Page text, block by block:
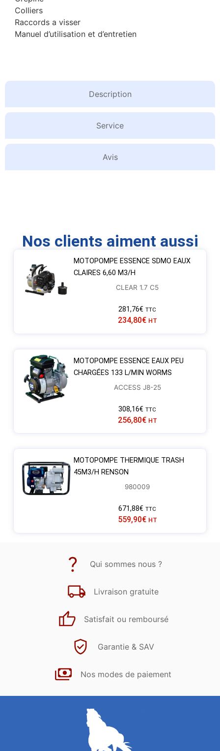
Description
Service
Avis
Colliers
Raccords a visser
Manuel d’utilisation et d’entretien
Nos clients aiment aussi
MOTOPOMPE ESSENCE SDMO EAUX
CLAIRES 6,60 M3/H
CLEAR 1.7 C5
281,76€ TTC
234,80€ HT
MOTOPOMPE ESSENCE EAUX PEU
CHARGÉES 133 L/MIN WORMS
ACCESS J8-25
308,16€ TTC
256,80€ HT
MOTOPOMPE THERMIQUE TRASH
45M3/H RENSON
980009
671,88€ TTC
559,90€ HT
Qui sommes nous ?
Livraison gratuite
Satisfait ou remboursé
Garantie & SAV
Nos modes de paiement